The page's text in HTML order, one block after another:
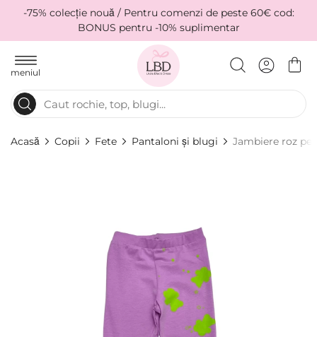
-75% colecție nouă / Pentru comenzi de peste 60€ cod:
BONUS pentru -10% suplimentar
meniul
Acasă Copii Fete Pantaloni și blugi Jambiere roz